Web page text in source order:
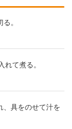
。
て煮る。
、具をのせて汁を